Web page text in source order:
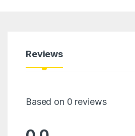
Reviews
Based on 0 reviews